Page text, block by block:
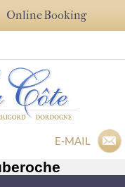
Online Booking
E-MAIL